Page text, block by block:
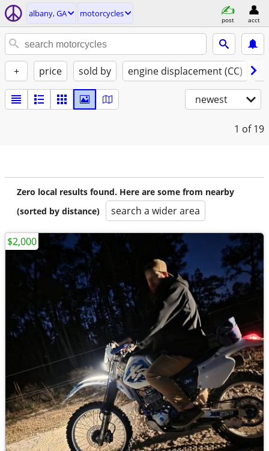
albany, GA motorcycles
post acct
+ price sold by engine displacement (CC)
newest
1 of 19
Zero local results found. Here are some from nearby
(sorted by distance)
search a wider area
$2,000